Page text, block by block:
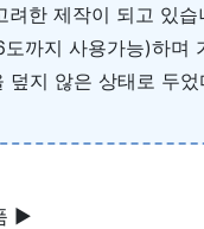
한 제작이 되고 있
까지 사용가능)하며
지 않은 상태로 두
▶